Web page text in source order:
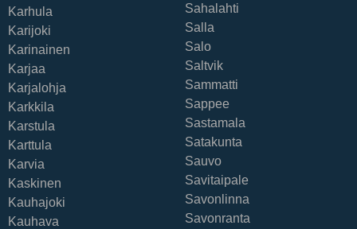
Karhula
Karijoki
Karinainen
Karjaa
Karjalohja
Karkkila
Karstula
Karttula
Karvia
Kaskinen
Kauhajoki
Kauhava
Sahalahti
Salla
Salo
Saltvik
Sammatti
Sappee
Sastamala
Satakunta
Sauvo
Savitaipale
Savonlinna
Savonranta